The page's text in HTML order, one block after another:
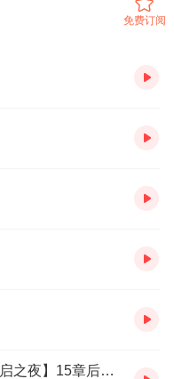
免费订阅
极品保镖 2985 压力（新书搜【天启之夜】15章后末世模式开启，贼精彩）